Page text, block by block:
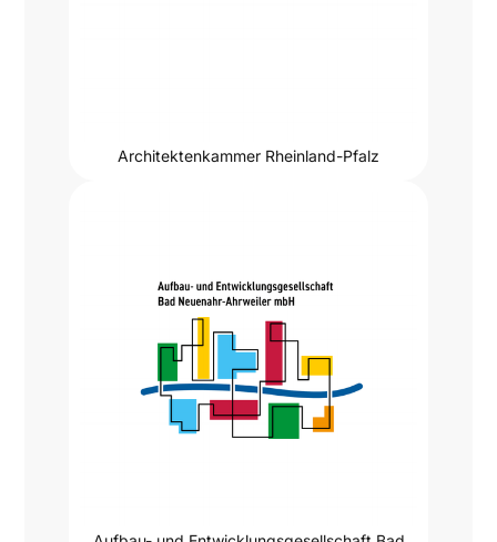
Architektenkammer Rheinland-Pfalz